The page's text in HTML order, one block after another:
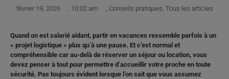
février 19, 2026 10:02 am Conseils pratiques Tous les articles
Quand on est salarié aidant, partir en vacances ressemble parfois à un
« projet logistique » plus qu’à une pause. Et c’est normal et
compréhensible car au-delà de réserver un séjour ou location, vous
devez penser à tout pour permettre d’accueillir votre proche en toute
sécurité. Pas toujours évident lorsque l’on sait que vous assumez